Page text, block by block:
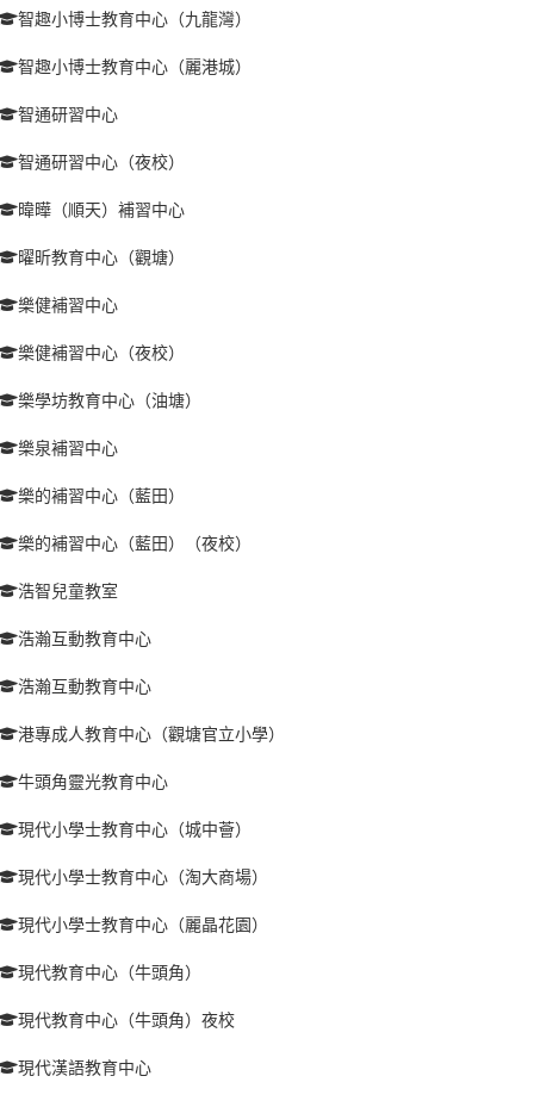
智趣小博士教育中心（九龍灣）
智趣小博士教育中心（麗港城）
智通研習中心
智通研習中心（夜校）
暐曄（順天）補習中心
曜昕教育中心（觀塘）
樂健補習中心
樂健補習中心（夜校）
樂學坊教育中心（油塘）
樂泉補習中心
樂的補習中心（藍田）
樂的補習中心（藍田）（夜校）
浩智兒童教室
浩瀚互動教育中心
浩瀚互動教育中心
港專成人教育中心（觀塘官立小學）
牛頭角靈光教育中心
現代小學士教育中心（城中薈）
現代小學士教育中心（淘大商場）
現代小學士教育中心（麗晶花園）
現代教育中心（牛頭角）
現代教育中心（牛頭角）夜校
現代漢語教育中心